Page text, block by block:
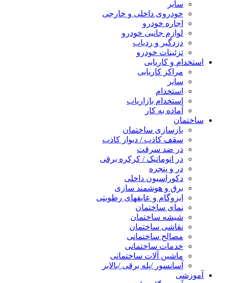
سایر
خودروی داخلی و خارجی
اجاره خودرو
لوازم جانبی خودرو
دزدگیر و ردیاب
تزئینات خودرو
استخدام و کاریابی
مراکز کاریابی
سایر
استخدام
استخدام بازاریاب
آماده به کار
ساختمان
بازسازی ساختمان
سقف کاذب / دیوار کاذب
در ضد سرقت
در اتوماتیک / کرکره برقی
در و پنجره
دکوراسیون داخلی
برق و هوشمند سازی
ایزوگام و عایقهای رطوبتی
نمای ساختمان
شیشه ساختمان
نقاشی ساختمان
مصالح ساختمانی
خدمات ساختمانی
ماشین آلات ساختمانی
آسانسور /پله برقی /بالابر
آموزشی